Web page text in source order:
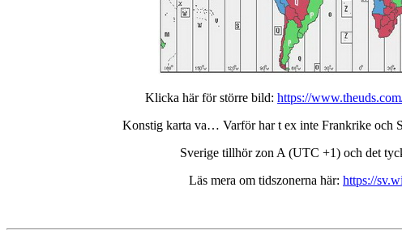
Klicka här för större bild:https://
Konstig karta va… Varför har t ex inte Frankrike och
Sverige tillhör zon A (UTC +1) och det
Läs mera om tidszonerna här:https://